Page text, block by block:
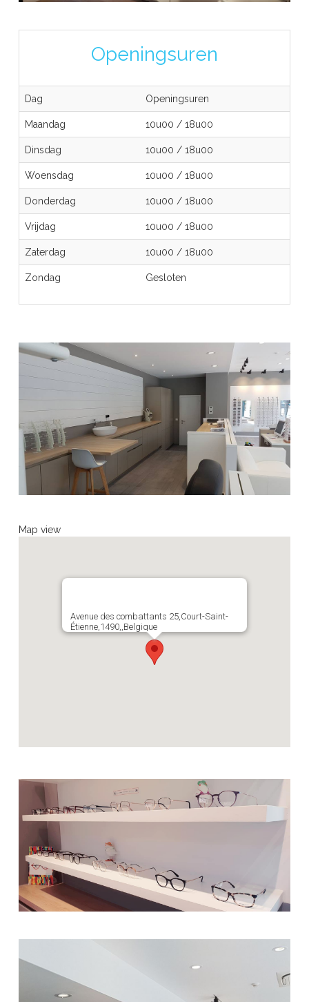
Openingsuren
Dag Openingsuren
Maandag 10u00 /18u00
Dinsdag 10u00 /18u00
Woensdag 10u00 /18u00
Donderdag 10u00 /18u00
Vrijdag 10u00 /18u00
Zaterdag 10u00 /18u00
Zondag Gesloten
Map view
Avenue des combattants 25,Court-Saint-
Étienne,1490,,Belgique